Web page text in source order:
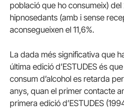
població que ho consumeix)
hipnosedants (amb i sense
aconsegueixen el 11,6%.
La dada més significativa que
última edició d’ESTUDES és
consum d’alcohol es retarda
anys, quan el primer contacte
primera edició d’ESTUDES